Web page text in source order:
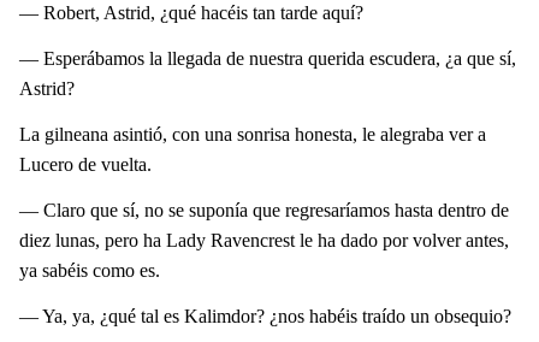
— Robert, Astrid, ¿qué hacéis tan tarde aquí?
— Esperábamos la llegada de nuestra querida escudera, ¿a que sí,
Astrid?
La gilneana asintió, con una sonrisa honesta, le alegraba ver a
Lucero de vuelta.
— Claro que sí, no se suponía que regresaríamos hasta dentro de
diez lunas, pero ha Lady Ravencrest le ha dado por volver antes,
ya sabéis como es.
— Ya, ya, ¿qué tal es Kalimdor? ¿nos habéis traído un obsequio?